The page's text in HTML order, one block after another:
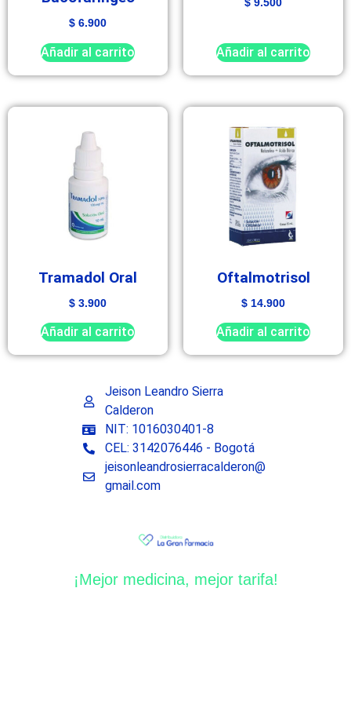
$ 6.900
Añadir al carrito
$ 9.500
Añadir al carrito
Tramadol Oral
$ 3.900
Añadir al carrito
Oftalmotrisol
$ 14.900
Añadir al carrito
Jeison Leandro Sierra
Calderon
NIT: 1016030401-8
CEL: 3142076446 - Bogotá
jeisonleandrosierracalderon@
gmail.com
¡Mejor medicina, mejor tarifa!